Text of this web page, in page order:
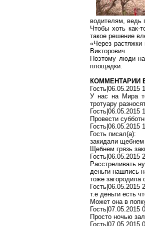
водителям, ведь
Чтобы хоть как-
такое решение
«Через
Викторович.
Поэтому люди
площадки.
КОММЕНТАРИИ
Гость|06.05.2015
У нас на Мира
тротуару
Гость|06.05.2015
Провести
Гость|06.05.2015
Гость писал(a):
закидали
Щебнем грязь
Гость|06.05.2015
Расстреливать
деньги нашлись
тоже загородила
Гость|06.05.2015
т.е деньги есть
Может она в
Гость|07.05.2015
Просто ночью
Гость|07.05.2015